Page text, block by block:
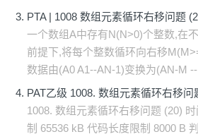
PTA | 1008 数组元素循环右移问题
一个数组A中存有N(N>0)个整数,在
前提下,将每个整数循环向右移
数据由(A0 A1--AN-1)变换为(AN-M
PAT乙级 1008. 数组元素循环右移问
1008. 数组元素循环右移问题 (20)
制 65536 kB 代码长度限制 8000 B